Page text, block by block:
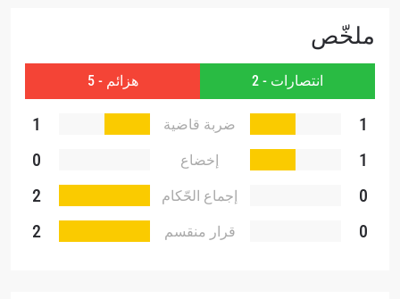
ملخّص
انتصارات - 2 هزائم - 5
1
ضربة قاضية
1
1
إخضاع
0
0
إجماع الحّكام
2
0
قرار منقسم 2